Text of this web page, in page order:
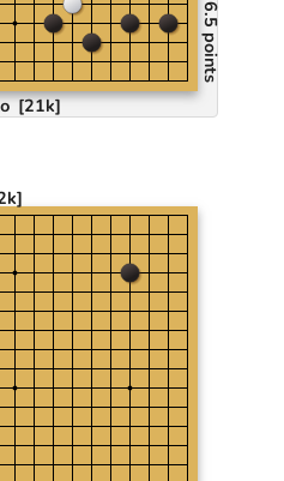
[21k]
6.5 points